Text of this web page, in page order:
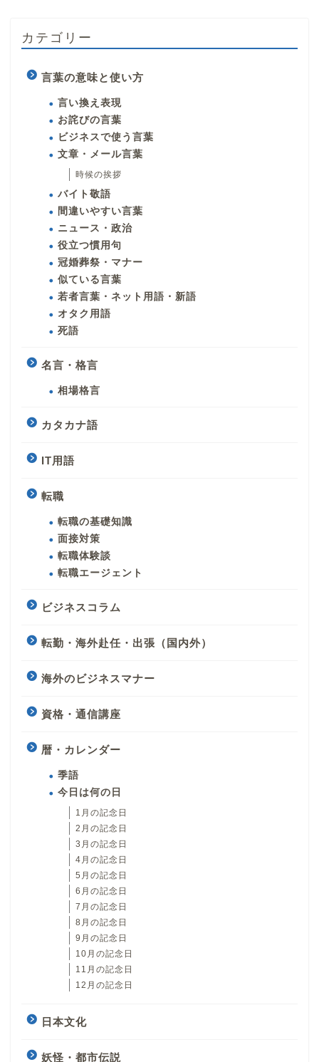
カテゴリー
言葉の意味と使い方
言い換え表現
お詫びの言葉
ビジネスで使う言葉
文章・メール言葉
時候の挨拶
バイト敬語
間違いやすい言葉
ニュース・政治
役立つ慣用句
冠婚葬祭・マナー
似ている言葉
若者言葉・ネット用語・新語
オタク用語
死語
名言・格言
相場格言
カタカナ語
IT用語
転職
転職の基礎知識
面接対策
転職体験談
転職エージェント
ビジネスコラム
転勤・海外赴任・出張（国内外）
海外のビジネスマナー
資格・通信講座
暦・カレンダー
季語
今日は何の日
1月の記念日
2月の記念日
3月の記念日
4月の記念日
5月の記念日
6月の記念日
7月の記念日
8月の記念日
9月の記念日
10月の記念日
11月の記念日
12月の記念日
日本文化
妖怪・都市伝説